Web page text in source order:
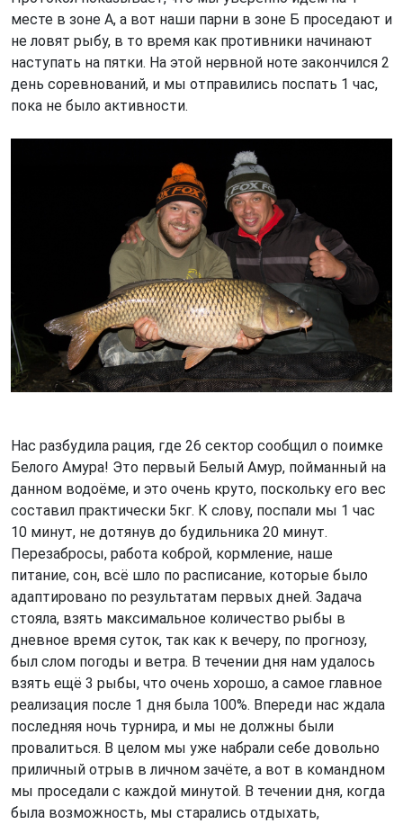
месте в зоне А, а вот наши парни в зоне Б проседают и
не ловят рыбу, в то время как противники начинают
наступать на пятки. На этой нервной ноте закончился 2
день соревнований, и мы отправились поспать 1 час,
пока не было активности.
Нас разбудила рация, где 26 сектор сообщил о поимке
Белого Амура! Это первый Белый Амур, пойманный на
данном водоёме, и это очень круто, поскольку его вес
составил практически 5кг. К слову, поспали мы 1 час
10 минут, не дотянув до будильника 20 минут.
Перезабросы, работа коброй, кормление, наше
питание, сон, всё шло по расписание, которые было
адаптировано по результатам первых дней. Задача
стояла, взять максимальное количество рыбы в
дневное время суток, так как к вечеру, по прогнозу,
был слом погоды и ветра. В течении дня нам удалось
взять ещё 3 рыбы, что очень хорошо, а самое главное
реализация после 1 дня была 100%. Впереди нас ждала
последняя ночь турнира, и мы не должны были
провалиться. В целом мы уже набрали себе довольно
приличный отрыв в личном зачёте, а вот в командном
мы проседали с каждой минутой. В течении дня, когда
была возможность, мы старались отдыхать,